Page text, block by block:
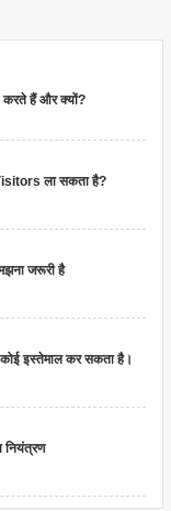
हैं और क्यों?
ला सकता है?
जरूरी है
इस्तेमाल कर सकता है।